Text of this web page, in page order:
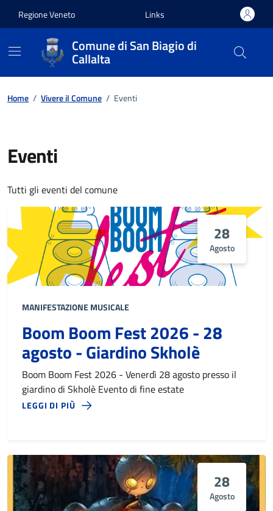
Regione Veneto Links
Comune di San Biagio di
Callalta
Home / Vivere il Comune / Eventi
Eventi
Tutti gli eventi del comune
28
Agosto
MANIFESTAZIONE MUSICALE
Boom Boom Fest 2026 - 28
agosto - Giardino Skholè
Boom Boom Fest 2026 - Venerdì 28 agosto presso il
giardino di Skholè Evento di fine estate
LEGGI DI PIÙ
28
Agosto